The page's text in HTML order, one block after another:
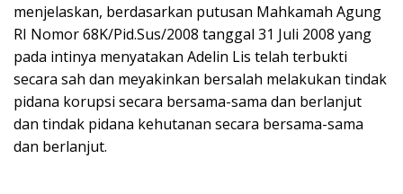
menjelaskan, berdasarkan putusan Mahkamah Agung
RI Nomor 68K/Pid.Sus/2008 tanggal 31 Juli 2008 yang
pada intinya menyatakan Adelin Lis telah terbukti
secara sah dan meyakinkan bersalah melakukan tindak
pidana korupsi secara bersama-sama dan berlanjut
dan tindak pidana kehutanan secara bersama-sama
dan berlanjut.